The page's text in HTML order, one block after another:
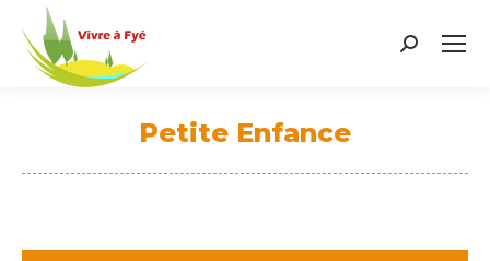
Search:
Petite Enfance